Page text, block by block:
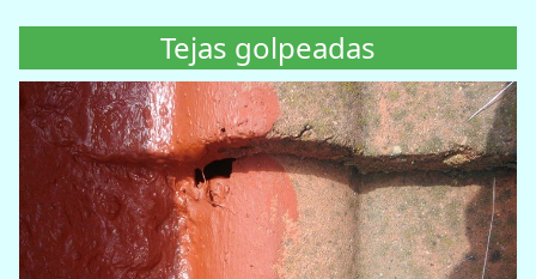
Tejas golpeadas